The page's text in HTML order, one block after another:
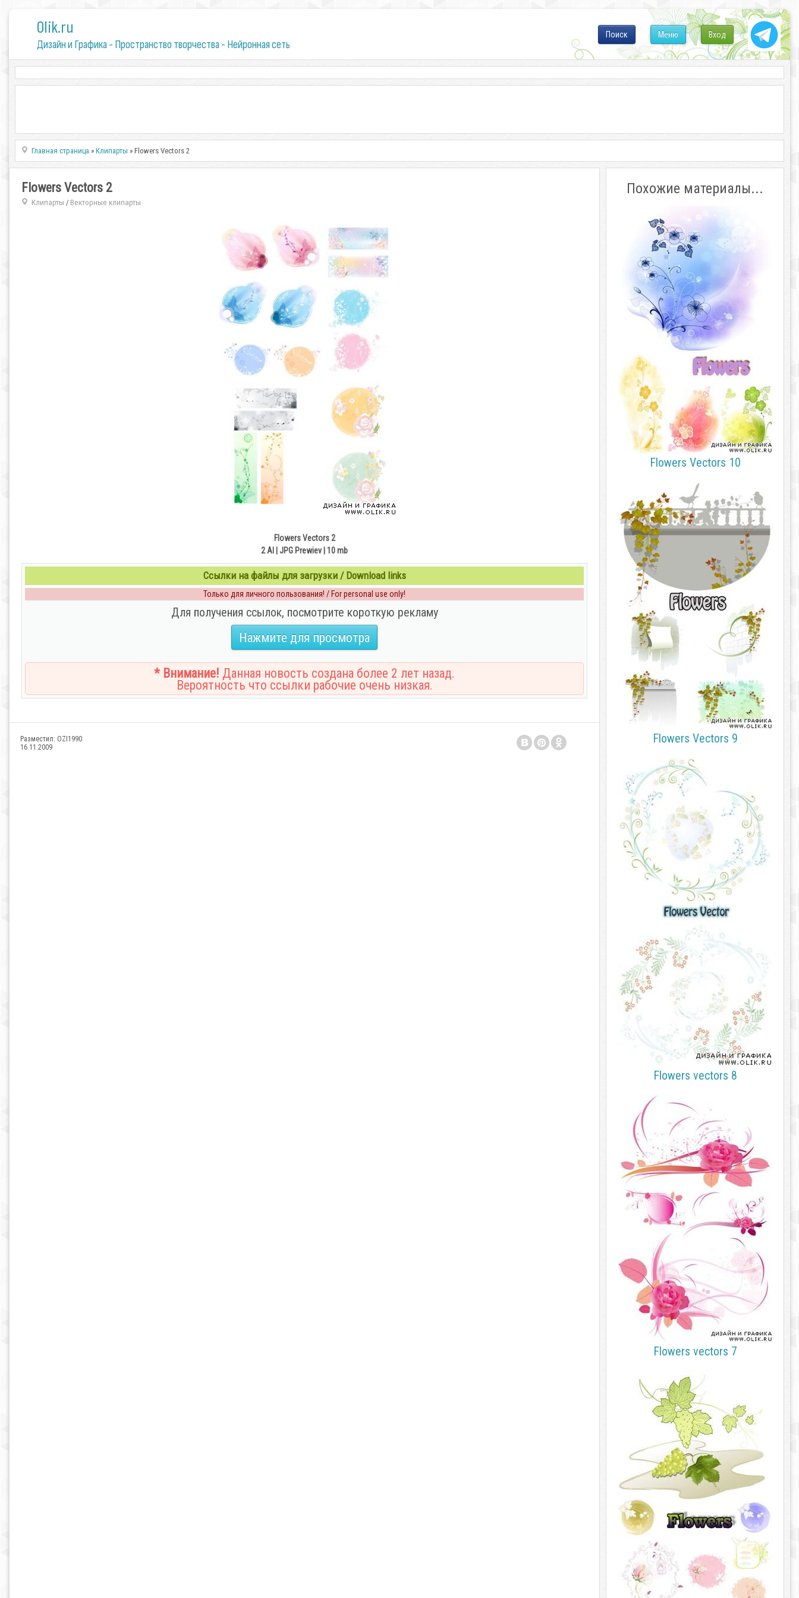
0lik.ru
Дизайн и Графика - Пространство творчества - Нейронная сеть
Вход
Меню
Поиск
Главная страница »Клипарты » Flowers Vectors 2
Flowers Vectors 2
Клипарты / Векторные клипарты
Flowers Vectors 2
2 AI | JPG Prewiev | 10 mb
Ссылки на файлы для загрузки / Download links
Только для личного пользования! / For personal use only!
Для получения ссылок, посмотрите короткую рекламу
Нажмите для просмотра
* Внимание! Данная новость создана более 2 лет назад.
Вероятность что ссылки рабочие очень низкая.
Разместил: OZI1990
16.11.2009
Похожие материалы...
Flowers Vectors 10
Flowers Vectors 9
Flowers vectors 8
Flowers vectors 7